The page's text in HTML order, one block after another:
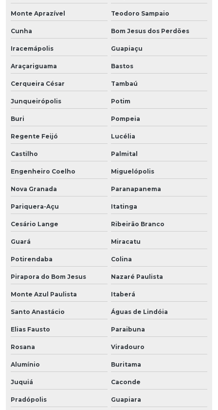
Monte Aprazível Teodoro Sampaio
Cunha Bom Jesus dos Perdões
Iracemápolis Guapiaçu
Araçariguama Bastos
Cerqueira César Tambaú
Junqueirópolis Potim
Buri Pompeia
Regente Feijó Lucélia
Castilho Palmital
Engenheiro Coelho Miguelópolis
Nova Granada Paranapanema
Pariquera-Açu Itatinga
Cesário Lange Ribeirão Branco
Guará Miracatu
Potirendaba Colina
Pirapora do Bom Jesus Nazaré Paulista
Monte Azul Paulista Itaberá
Santo Anastácio Águas de Lindóia
Elias Fausto Paraibuna
Rosana Viradouro
Alumínio Buritama
Juquiá Caconde
Pradópolis Guapiara